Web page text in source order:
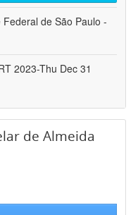
Federal de São Paulo -
2023-Thu Dec 31
de Almeida